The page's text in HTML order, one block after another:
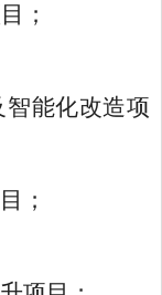
；
能化改造项
；